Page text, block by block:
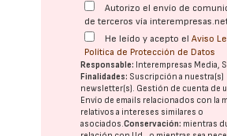
Autorizo el envío de
de terceros vía
He leído y acepto elAviso
Política de Protección de Datos
Responsable: Interempresas Media,
Finalidades: Suscripción a nuestra(s)
newsletter(s). Gestión de cuenta de
Envío de emails relacionados con la
relativos a intereses similares o
asociados.Conservación: mientras